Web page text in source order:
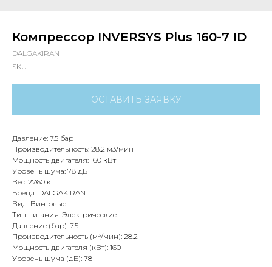
Компрессор INVERSYS Plus 160-7 ID
DALGAKIRAN
SKU:
ОСТАВИТЬ ЗАЯВКУ
Давление: 7.5 бар
Производительность: 28.2 м3/мин
Мощность двигателя: 160 кВт
Уровень шума: 78 дБ
Вес: 2760 кг
Бренд: DALGAKIRAN
Вид: Винтовые
Тип питания: Электрические
Давление (бар): 7.5
Производительность (м³/мин): 28.2
Мощность двигателя (кВт): 160
Уровень шума (дБ): 78